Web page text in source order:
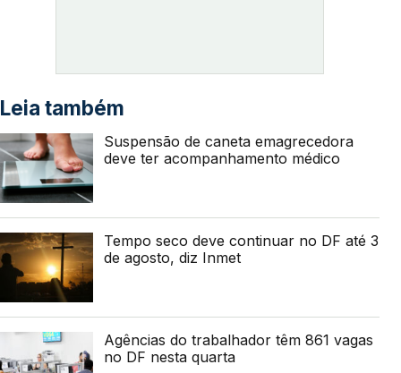
Leia também
Suspensão de caneta emagrecedora
deve ter acompanhamento médico
Tempo seco deve continuar no DF até 3
de agosto, diz Inmet
Agências do trabalhador têm 861 vagas
no DF nesta quarta